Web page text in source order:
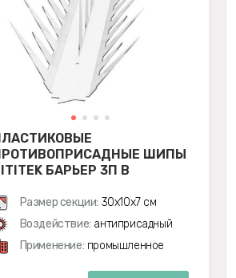
ШИПЫ
БАРЬЕР 3П В
Размер секции: 30х10х7 см
Воздействие: антиприсадный
Применение: промышленное